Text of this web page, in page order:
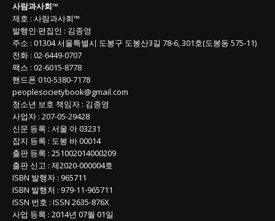
목
록
사람과사회™
제호 : 사람과사회™
발행인·편집인 : 김종영
주소 : 01304서울특별시 도봉구 도봉산3길 78-6, 301호(도봉동 575-11)
전화 : 02-6449-0707
팩스 : 02-6015-8778
핸드폰 010-5380-7178
peoplesocietybook@gmail.com
청소년 보호 책임자 : 김종영
사업자 : 207-05-29428
신문 등록 : 서울 아 03231
잡지 등록 : 도봉 바 00014
출판 등록 : 251002014000209
출판 신고 : 제2020-000004호
ISBN 발행자 : 965711
ISBN 발행처 : 979-11-965711
ISSN 번호 : ISSN 2635-876X
사업 등록 : 2014년 07월 01일